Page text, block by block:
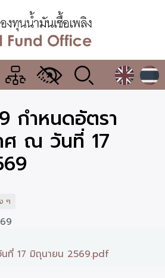
เมนู
เปลี่ยน
แสดง
ผล
กำหนดอัตรา
ศ ณ วันที่ 17
ๆ
นที่ 17 มิถุนายน 2569.pdf